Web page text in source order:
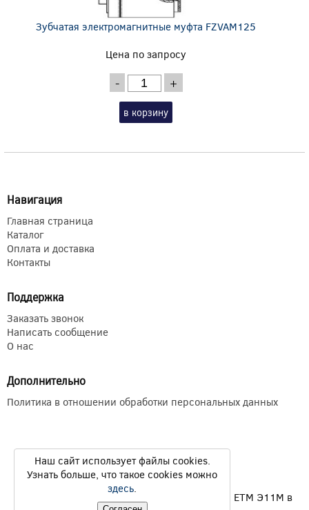
Зубчатая электромагнитные муфта FZVAM125
Цена по запросу
- +
в корзину
Навигация
Главная страница
Каталог
Оплата и доставка
Контакты
Поддержка
Заказать звонок
Написать сообщение
О нас
Дополнительно
Политика в отношении обработки персональных данных
Продажа электромагнитных муфт ЭТМ Э1ТМ ETM Э11М в
Наш сайт использует файлы cookies.
Узнать больше, что такое cookies можно
здесь.